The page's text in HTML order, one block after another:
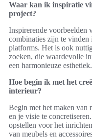
Waar kan ik inspiratie
project?
Inspirerende voorbeelden
combinaties zijn te vinden
platforms. Het is ook
zoeken, die waardevolle
een harmonieuze esthetiek.
Hoe begin ik met het
interieur?
Begin met het maken van
en je visie te
opstellen voor het
van meubels en